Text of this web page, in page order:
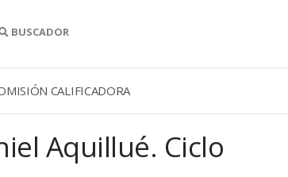
BUSCADOR
CALIFICADORA
Aquillué. Ciclo